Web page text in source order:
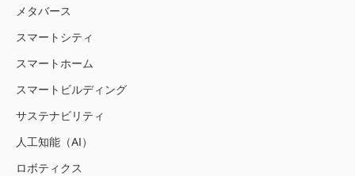
メタバース
スマートシティ
スマートホーム
スマートビルディング
サステナビリティ
人工知能（AI）
ロボティクス